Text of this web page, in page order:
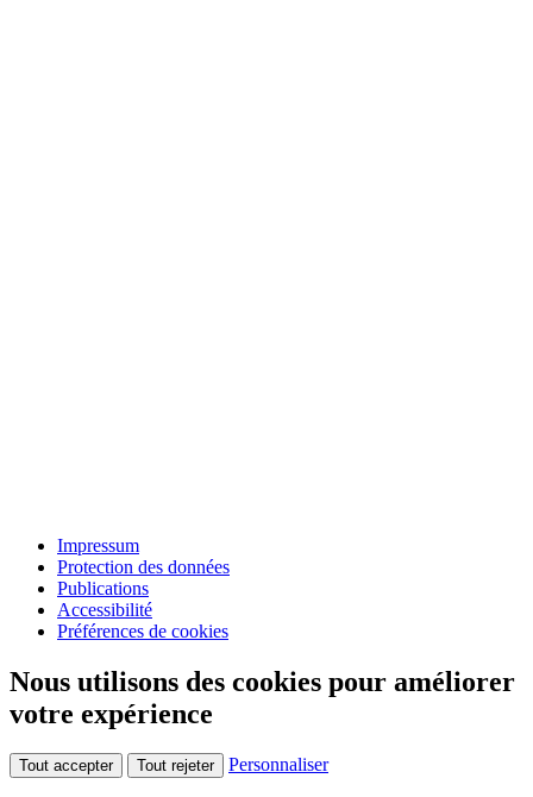
Impressum
Protection des données
Publications
Accessibilité
Préférences de cookies
Nous utilisons des cookies pour améliorer
votre expérience
Tout accepter Tout rejeter Personnaliser